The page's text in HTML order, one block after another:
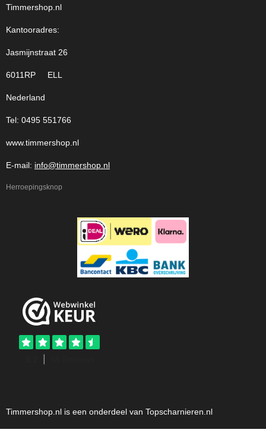
Timmershop.nl
Kantooradres:
Jasmijnstraat 26
6011RP ELL
Nederland
Tel: 0495 551766
www.timmershop.nl
E-mail: info@timmershop.nl
Herroepingsknop
Timmershop.nl is een onderdeel van Topscharnieren.nl